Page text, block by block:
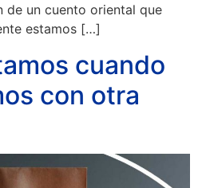
de un cuento oriental que
estamos […]
cuando
con otra